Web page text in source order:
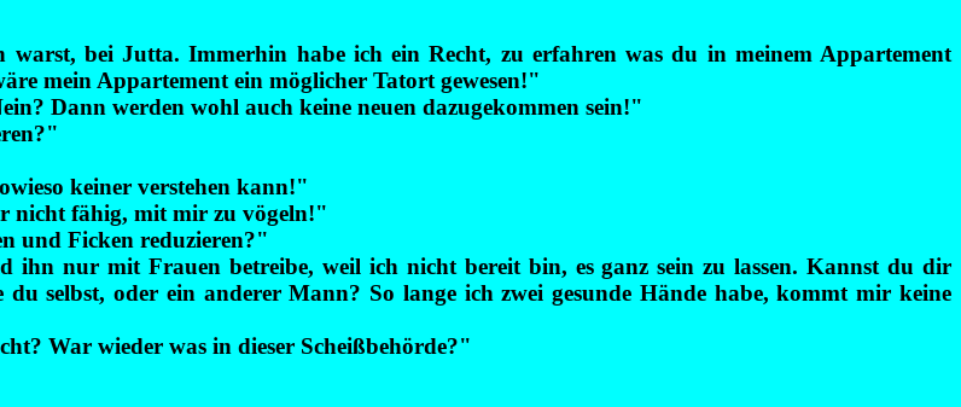
bei Jutta. Immerhin habe ich ein Recht, zu erfahren was du in meinem Appartement
mein Appartement ein möglicher Tatort gewesen!"
Dann werden wohl auch keine neuen dazugekommen sein!"
keiner verstehen kann!"
nicht fähig, mit mir zu vögeln!"
und Ficken reduzieren?"
ihn nur mit Frauen betreibe, weil ich nicht bereit bin, es ganz sein zu lassen. Kannst du dir
selbst, oder ein anderer Mann? So lange ich zwei gesunde Hände habe, kommt mir keine
War wieder was in dieser Scheißbehörde?"